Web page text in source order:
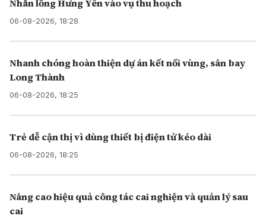
Nhãn lồng Hưng Yên vào vụ thu hoạch
06-08-2026, 18:28
Nhanh chóng hoàn thiện dự án kết nối vùng, sân bay
Long Thành
06-08-2026, 18:25
Trẻ dễ cận thị vì dùng thiết bị điện tử kéo dài
06-08-2026, 18:25
Nâng cao hiệu quả công tác cai nghiện và quản lý sau
cai